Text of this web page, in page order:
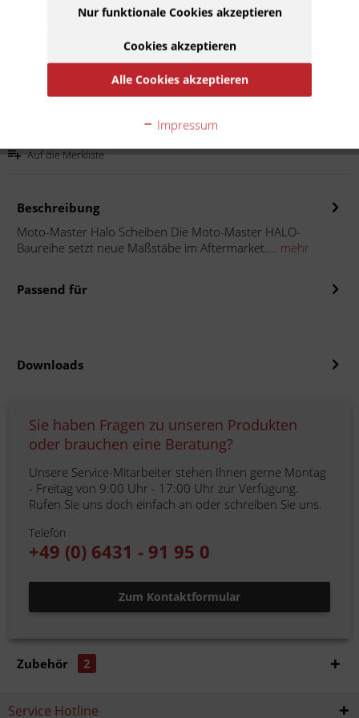
92,50 € *
zzgl. Versandkosten
Lieferzeit 20 Werktage
Auf die Merkliste
Beschreibung
Moto-Master Halo Scheiben Die Moto-Master HALO-
Baureihe setzt neue Maßstäbe im Aftermarket.... mehr
Passend für
Downloads
Sie haben Fragen zu unseren Produkten
oder brauchen eine Beratung?
Unsere Service-Mitarbeiter stehen Ihnen gerne Montag
- Freitag von 9:00 Uhr - 17:00 Uhr zur Verfügung.
Rufen Sie uns doch einfach an oder schreiben Sie uns.
Telefon
+49 (0) 6431 - 91 95 0
Zum Kontaktformular
Zubehör 2
Service Hotline
Nur funktionale Cookies akzeptieren
Cookies akzeptieren
Alle Cookies akzeptieren
Impressum